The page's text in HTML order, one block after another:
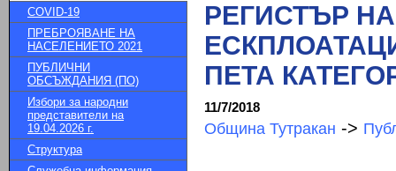
COVID-19
ПРЕБРОЯВАНЕ НА
НАСЕЛЕНИЕТО 2021
ПУБЛИЧНИ
ОБСЪЖДАНИЯ (ПО)
Избори за народни
представители на
19.04.2026 г.
Структура
РЕГИСТЪР
ПЕТА
11/7/2018
Община Тутракан ->